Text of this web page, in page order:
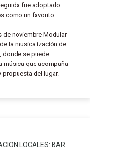
fue adoptado
como un favorito.
de noviembre Modular
la musicalización de
donde se puede
música que acompaña
propuesta del lugar.
LOCALES: BAR